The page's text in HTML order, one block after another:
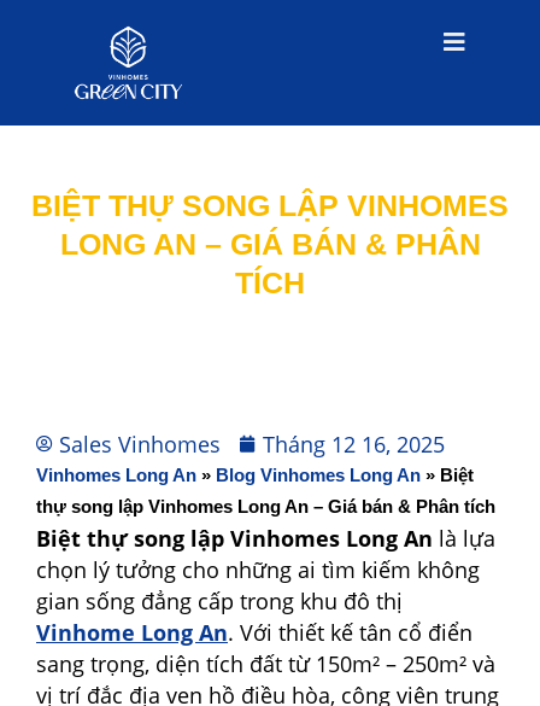
BIỆT THỰ SONG LẬP VINHOMES
LONG AN – GIÁ BÁN & PHÂN
TÍCH
Sales Vinhomes Tháng 12 16, 2025
Vinhomes Long An » Blog Vinhomes Long An » Biệt
thự song lập Vinhomes Long An – Giá bán & Phân tích
Biệt thự song lập Vinhomes Long An là lựa
chọn lý tưởng cho những ai tìm kiếm không
gian sống đẳng cấp trong khu đô thị
Vinhome Long An. Với thiết kế tân cổ điển
sang trọng, diện tích đất từ 150m² – 250m² và
vị trí đắc địa ven hồ điều hòa, công viên trung